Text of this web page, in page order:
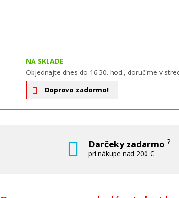
NA SKLADE
Objednajte dnes do 16:30. hod., doručíme v
Doprava zadarmo!
Darčeky zadarmo?
pri nákupe nad 200 €